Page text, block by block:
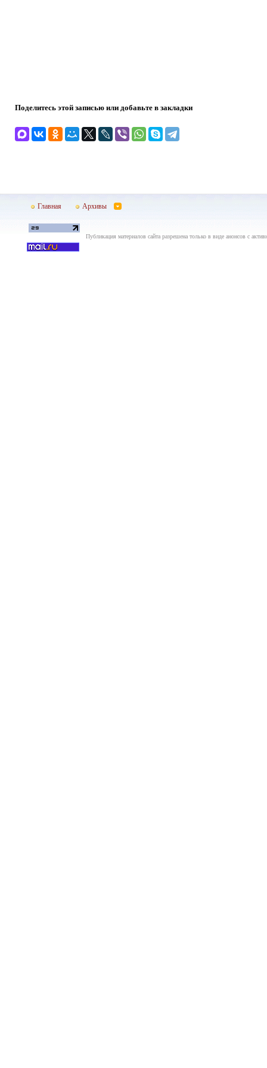
Поделитесь этой записью или добавьте в закладки
Главная Архивы
Публикация материалов сайта разрешена только в виде анонсов с